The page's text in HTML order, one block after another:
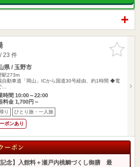
お気に入
りに追加
23 件
県 / 玉野市
駅273m
自動車道「岡山」ICから国道30号経由、約1時間 ◆電
…
時間 10:00～22:00
料金 1,700円～
り ひとり旅・一人旅
ポンあり
記念】入館料＋瀬戸内桃鯛づくし御膳 最